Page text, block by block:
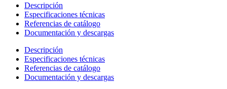
Descripción
Especificaciones técnicas
Referencias de catálogo
Documentación y descargas
Descripción
Especificaciones técnicas
Referencias de catálogo
Documentación y descargas